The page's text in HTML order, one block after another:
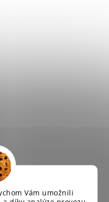
Vám umožnili